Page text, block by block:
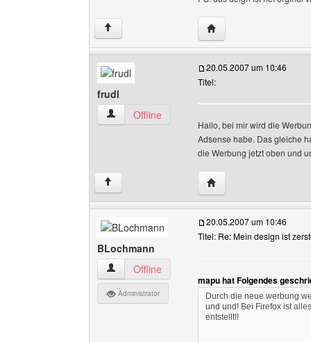
↑ Website dieses
frudl
frudl Benutzer-Profile anzeigen
Offline
20.05.2007 um 10:46
Titel:
Hallo, bei mir wird die
Adsense habe. Das gleiche
die Werbung jetzt oben und
↑ Website dieses
BLochmann
BLochmann Benutzer-Profile anzeigen
Offline
Administrator
20.05.2007 um 10:46
Titel: Re: Mein design ist
mapu hat Folgendes
Durch die neue werbung
und und! Bei Firefox ist
entstellt!!